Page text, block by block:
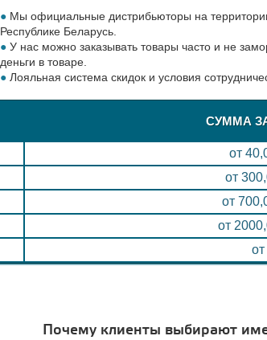
Мы официальные дистрибьюторы на
Республике Беларусь.
У нас можно заказывать товары часто и не
деньги в товаре.
Лояльная система скидок и условия
СУММА
от
от
от
от
Почему клиенты выбирают